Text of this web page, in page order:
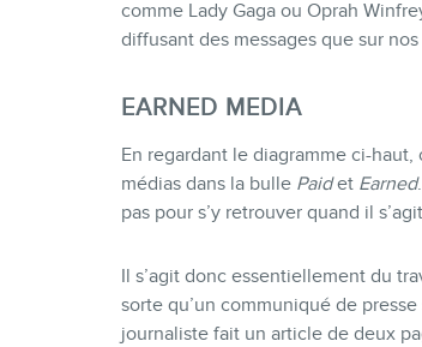
comme Lady Gaga ou Oprah
diffusant des messages que sur
EARNED MEDIA
En regardant le diagramme ci-
médias dans la bulle Paidet Earned
pas pour s’y retrouver quand il
Il s’agit donc essentiellement du
sorte qu’un communiqué de
journaliste fait un article de deux